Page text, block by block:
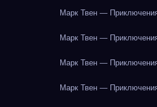
Марк Твен —
Марк Твен —
Марк Твен —
Марк Твен —